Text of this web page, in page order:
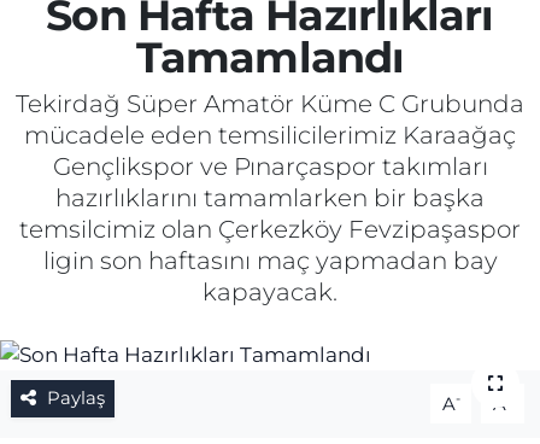
Son Hafta Hazırlıkları
Tamamlandı
Tekirdağ Süper Amatör Küme C Grubunda
mücadele eden temsilicilerimiz Karaağaç
Gençlikspor ve Pınarçaspor takımları
hazırlıklarını tamamlarken bir başka
temsilcimiz olan Çerkezköy Fevzipaşaspor
ligin son haftasını maç yapmadan bay
kapayacak.
Paylaş A- A
Kültür&Sanat
Manşet
SAĞLIK
Spor
Gizlilik Sözleşmesi
Künye
Süper Lig Puan Durumu ve Fikstür
Tüm Manşetler
Son Dakika Haberleri
Haber Arşivi